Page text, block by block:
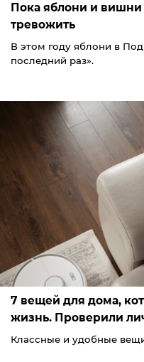
Пока яблони и вишни
тревожить
В этом году яблони в
последний раз».
7 вещей для дома,
жизнь. Проверили
Классные и удобные